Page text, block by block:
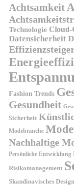
Achtsamkeit
Technologie
Datensicherheit
Fashion Trends
Gesundheit
Sicherheit
Modebranche
Nachhaltige
Persönliche Entwicklung
Risikomanagement
Skandinavisches Design